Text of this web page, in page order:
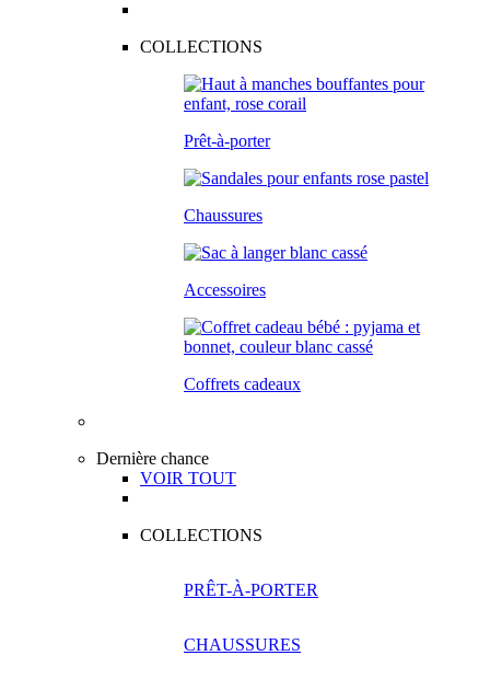
COLLECTIONS
Prêt-à-porter
Chaussures
Accessoires
Coffrets cadeaux
Dernière chance
VOIR TOUT
COLLECTIONS
PRÊT-À-PORTER
CHAUSSURES